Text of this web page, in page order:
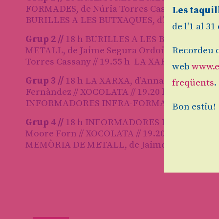
FORMADES, de Núria Torres Cassany //
BURILLES A LES BUTXAQUES, d’Andrea
Grup 2 // 18 h BURILLES A LES
METALL, de Jaime Segura Ordoñez //
Torres Cassany // 19.55 h LA XARXA, d’Anna
Grup 3 // 18 h LA XARXA, d’Anna Moore Forn
Fernàndez // XOCOLATA // 19.20 h
INFORMADORES INFRA-FORMADES, de
Grup 4 // 18 h INFORMADORES INFRA-
Moore Forn // XOCOLATA // 19.20 h
MEMÒRIA DE METALL, de Jaime Segura
Les
de l'1 al
Recordeu
web
freqüents.
Bon estiu!